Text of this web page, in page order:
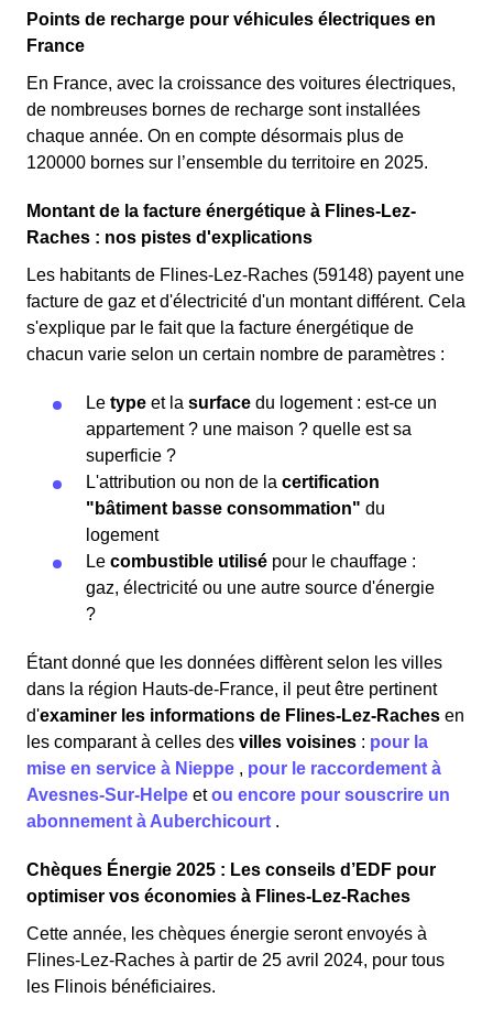
Points de recharge pour véhicules électriques en
France
En France, avec la croissance des voitures électriques,
de nombreuses bornes de recharge sont installées
chaque année. On en compte désormais plus de
120000 bornes sur l’ensemble du territoire en 2025.
Montant de la facture énergétique à Flines-Lez-
Raches : nos pistes d'explications
Les habitants de Flines-Lez-Raches (59148) payent une
facture de gaz et d'électricité d'un montant différent. Cela
s'explique par le fait que la facture énergétique de
chacun varie selon un certain nombre de paramètres :
Le type et la surface du logement : est-ce un
appartement ? une maison ? quelle est sa
superficie ?
L'attribution ou non de la certification
"bâtiment basse consommation" du
logement
Le combustible utilisé pour le chauffage :
gaz, électricité ou une autre source d'énergie
?
Étant donné que les données diffèrent selon les villes
dans la région Hauts-de-France, il peut être pertinent
d'examiner les informations de Flines-Lez-Raches en
les comparant à celles des villes voisines : pour la
mise en service à Nieppe , pour le raccordement à
Avesnes-Sur-Helpe etou encore pour souscrire un
abonnement à Auberchicourt .
Chèques Énergie 2025 : Les conseils d’EDF pour
optimiser vos économies à Flines-Lez-Raches
Cette année, les chèques énergie seront envoyés à
Flines-Lez-Raches à partir de 25 avril 2024, pour tous
les Flinois bénéficiaires.